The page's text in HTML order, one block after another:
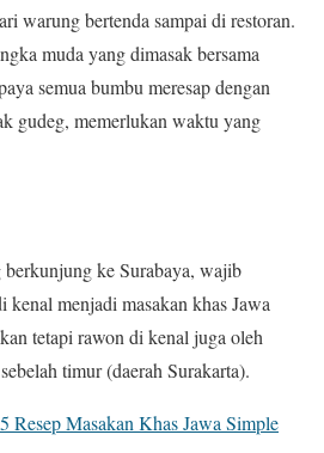
warung bertenda sampai di restoran.
muda yang dimasak bersama
semua bumbu meresap dengan
gudeg, memerlukan waktu yang
ke Surabaya, wajib
menjadi masakan khas Jawa
tetapi rawon di kenal juga oleh
timur (daerah Surakarta).
Resep Masakan Khas Jawa Simple